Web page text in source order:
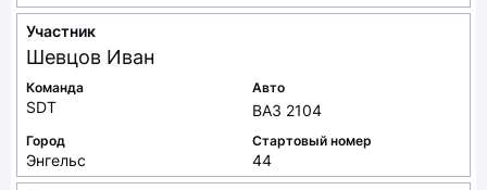
Участник
Шевцов Иван
Команда
SDT
Авто
ВАЗ 2104
Город
Энгельс
Стартовый номер
44